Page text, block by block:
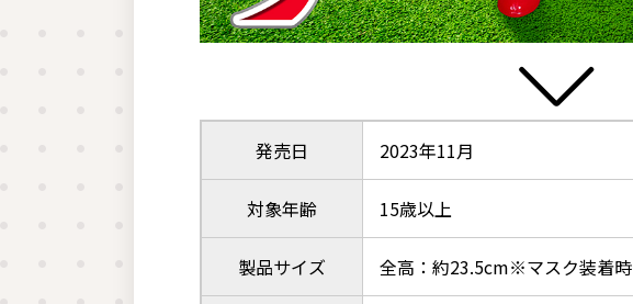
発売日 2023年11月
対象年齢 15歳以上
製品サイズ 全高：約23.5cm※マスク装着時